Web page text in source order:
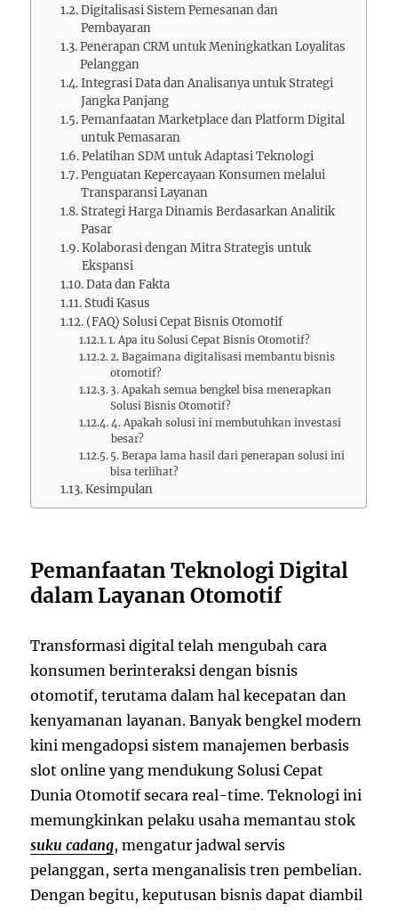
Digitalisasi Sistem Pemesanan dan
Pembayaran
Penerapan CRM untuk Meningkatkan Loyalitas
Pelanggan
Integrasi Data dan Analisanya untuk Strategi
Jangka Panjang
Pemanfaatan Marketplace dan Platform Digital
untuk Pemasaran
Pelatihan SDM untuk Adaptasi Teknologi
Penguatan Kepercayaan Konsumen melalui
Transparansi Layanan
Strategi Harga Dinamis Berdasarkan Analitik
Pasar
Kolaborasi dengan Mitra Strategis untuk
Ekspansi
Data dan Fakta
Studi Kasus
(FAQ) Solusi Cepat Bisnis Otomotif
1. Apa itu Solusi Cepat Bisnis Otomotif?
2. Bagaimana digitalisasi membantu bisnis
otomotif?
3. Apakah semua bengkel bisa menerapkan
Solusi Bisnis Otomotif?
4. Apakah solusi ini membutuhkan investasi
besar?
5. Berapa lama hasil dari penerapan solusi ini
bisa terlihat?
Kesimpulan
Pemanfaatan Teknologi Digital
dalam Layanan Otomotif
Transformasi digital telah mengubah cara
konsumen berinteraksi dengan bisnis
otomotif, terutama dalam hal kecepatan dan
kenyamanan layanan. Banyak bengkel modern
kini mengadopsi sistem manajemen berbasis
slot online yang mendukung Solusi Cepat
Dunia Otomotif secara real-time. Teknologi ini
memungkinkan pelaku usaha memantau stok
suku cadang, mengatur jadwal servis
pelanggan, serta menganalisis tren pembelian.
Dengan begitu, keputusan bisnis dapat diambil